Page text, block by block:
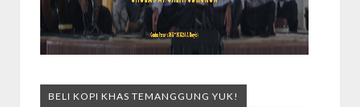
BELI KOPI KHAS TEMANGGUNG YUK!